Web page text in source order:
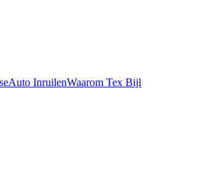
Auto InruilenWaarom Tex Bijl